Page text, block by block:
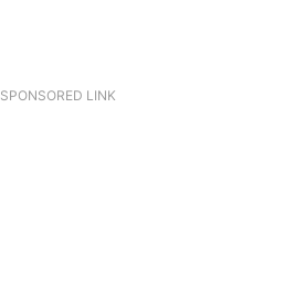
SPONSORED LINK